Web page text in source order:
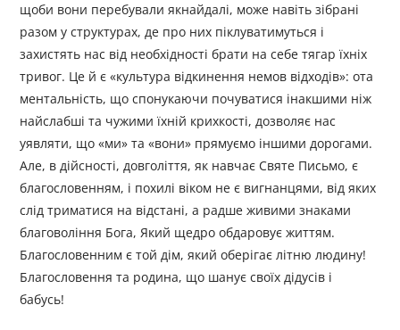
щоби вони перебували якнайдалі, може навіть зібрані
разом у структурах, де про них піклуватимуться і
захистять нас від необхідності брати на себе тягар їхніх
тривог. Це й є «культура відкинення немов відходів»: ота
ментальність, що спонукаючи почуватися інакшими ніж
найслабші та чужими їхній крихкості, дозволяє нас
уявляти, що «ми» та «вони» прямуємо іншими дорогами.
Але, в дійсності, довголіття, як навчає Святе Письмо, є
благословенням, і похилі віком не є вигнанцями, від яких
слід триматися на відстані, а радше живими знаками
благовоління Бога, Який щедро обдаровує життям.
Благословенним є той дім, який оберігає літню людину!
Благословення та родина, що шанує своїх дідусів і
бабусь!